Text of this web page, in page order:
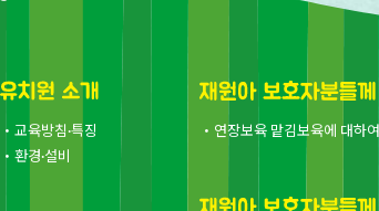
・교육방침·특징
・환경·설비
・연장보육 맡김보육에 대하여